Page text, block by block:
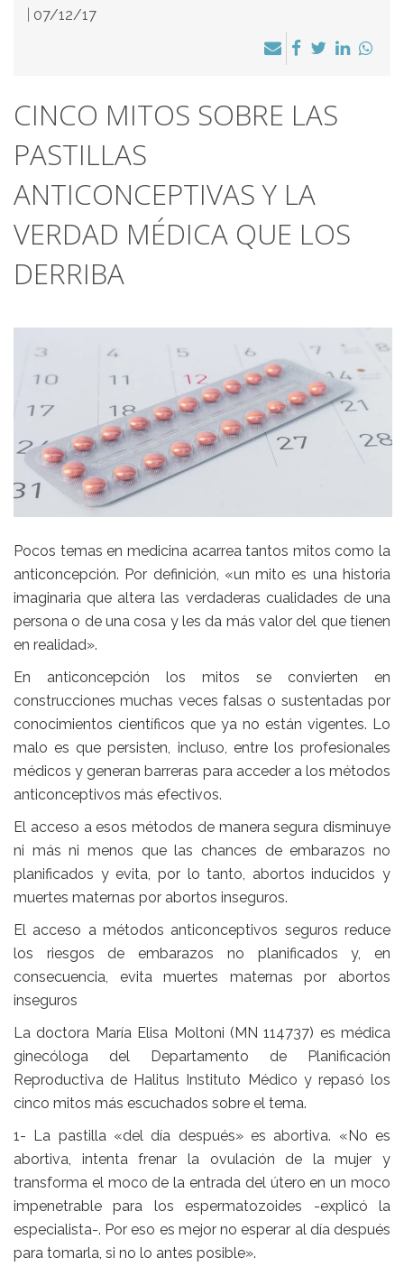
07/12/17
CINCO MITOS SOBRE LAS
PASTILLAS
ANTICONCEPTIVAS Y LA
VERDAD MÉDICA QUE LOS
DERRIBA
Pocos temas en medicina acarrea tantos mitos como la
anticoncepción. Por definición, «un mito es una historia
imaginaria que altera las verdaderas cualidades de una
persona o de una cosa y les da más valor del que tienen
en realidad».
En anticoncepción los mitos se convierten en
construcciones muchas veces falsas o sustentadas por
conocimientos científicos que ya no están vigentes. Lo
malo es que persisten, incluso, entre los profesionales
médicos y generan barreras para acceder a los métodos
anticonceptivos más efectivos.
El acceso a esos métodos de manera segura disminuye
ni más ni menos que las chances de embarazos no
planificados y evita, por lo tanto, abortos inducidos y
muertes maternas por abortos inseguros.
El acceso a métodos anticonceptivos seguros reduce
los riesgos de embarazos no planificados y, en
consecuencia, evita muertes maternas por abortos
inseguros
La doctora María Elisa Moltoni (MN 114737) es médica
ginecóloga del Departamento de Planificación
Reproductiva de Halitus Instituto Médico y repasó los
cinco mitos más escuchados sobre el tema.
1- La pastilla «del día después» es abortiva. «No es
abortiva, intenta frenar la ovulación de la mujer y
transforma el moco de la entrada del útero en un moco
impenetrable para los espermatozoides -explicó la
especialista-. Por eso es mejor no esperar al día después
para tomarla, si no lo antes posible».